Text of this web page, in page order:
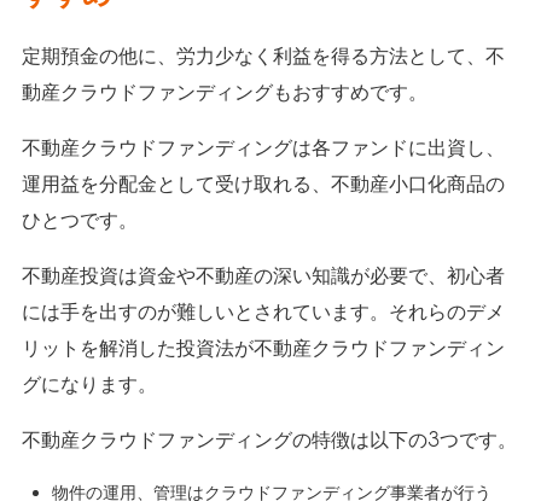
定期預金の他に、労力少なく利益を得る方法として、不
動産クラウドファンディングもおすすめです。
不動産クラウドファンディングは各ファンドに出資し、
運用益を分配金として受け取れる、不動産小口化商品の
ひとつです。
不動産投資は資金や不動産の深い知識が必要で、初心者
には手を出すのが難しいとされています。それらのデメ
リットを解消した投資法が不動産クラウドファンディン
グになります。
不動産クラウドファンディングの特徴は以下の3つです。
物件の運用、管理はクラウドファンディング事業者が行う